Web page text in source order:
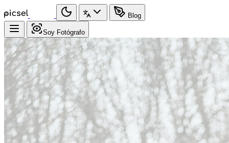
Blog
Soy Fotógrafo